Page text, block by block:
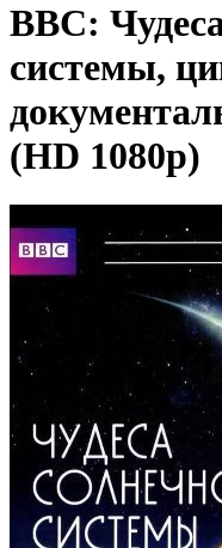
BBC:
системы,
(HD 1080p)